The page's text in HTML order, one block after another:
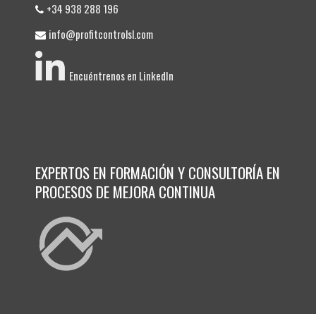
+34 938 288 196
info@profitcontrolsl.com
Encuéntrenos en LinkedIn
EXPERTOS EN FORMACIÓN Y CONSULTORÍA EN
PROCESOS DE MEJORA CONTINUA